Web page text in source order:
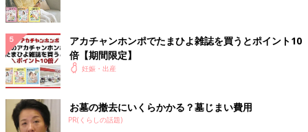
しれません。
そんな時も、”おなかにいた白い豆粒”の成長アルバムは、愛しい
気持ちを思い出させてくれるかも。
赤ちゃんが少し大きくなったら、マタニティアルバムを見せてあ
げてもいいですね。
「マタニティエコー写真アルバム」おすすめ3選
アカチャンホンポでたまひよ雑誌を買うとポイント10
倍【期間限定】
妊娠・出産
お墓の撤去にいくらかかる？墓じまい費用
PR(くらしの話題)